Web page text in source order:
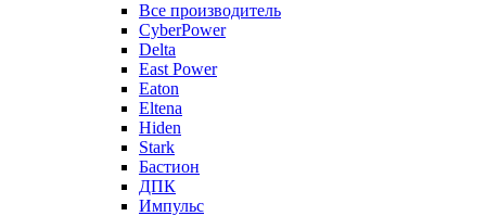
Все производитель
CyberPower
Delta
East Power
Eaton
Eltena
Hiden
Stark
Бастион
ДПК
Импульс